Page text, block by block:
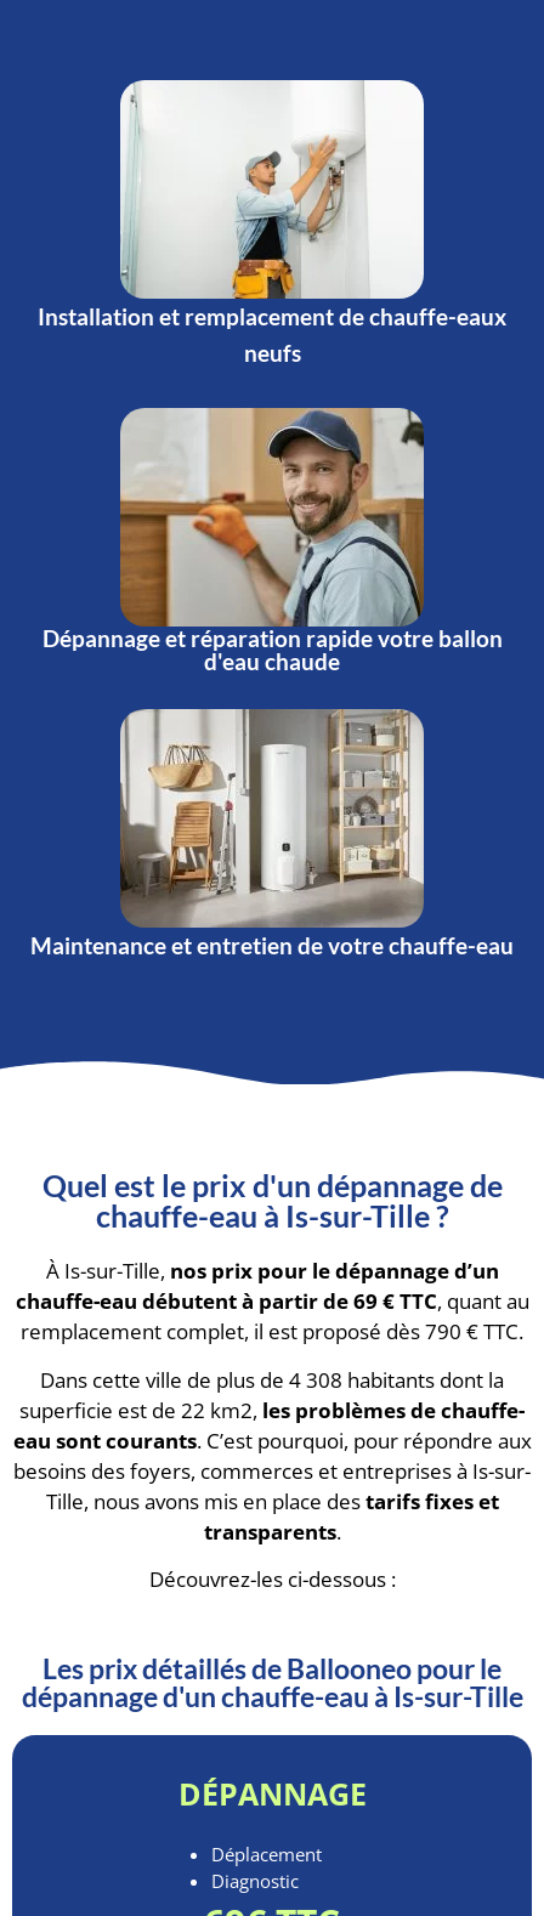
Installation et remplacement de chauffe-eaux
neufs
Dépannage et réparation rapide votre ballon
d'eau chaude
Maintenance et entretien de votre chauffe-eau
Quel est le prix d'un dépannage de
chauffe-eau à Is-sur-Tille ?
À Is-sur-Tille, nos prix pour le dépannage d’un
chauffe-eau débutent à partir de 69 € TTC, quant au
remplacement complet, il est proposé dès 790 € TTC.
Dans cette ville de plus de 4 308 habitants dont la
superficie est de 22 km2, les problèmes de chauffe-
eau sont courants. C’est pourquoi, pour répondre aux
besoins des foyers, commerces et entreprises à Is-sur-
Tille, nous avons mis en place destarifs fixes et
transparents.
Découvrez-les ci-dessous :
Les prix détaillés de Ballooneo pour le
dépannage d'un chauffe-eau à Is-sur-Tille
DÉPANNAGE
Déplacement
Diagnostic